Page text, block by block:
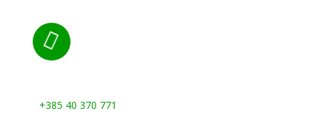

+385 40 370 771